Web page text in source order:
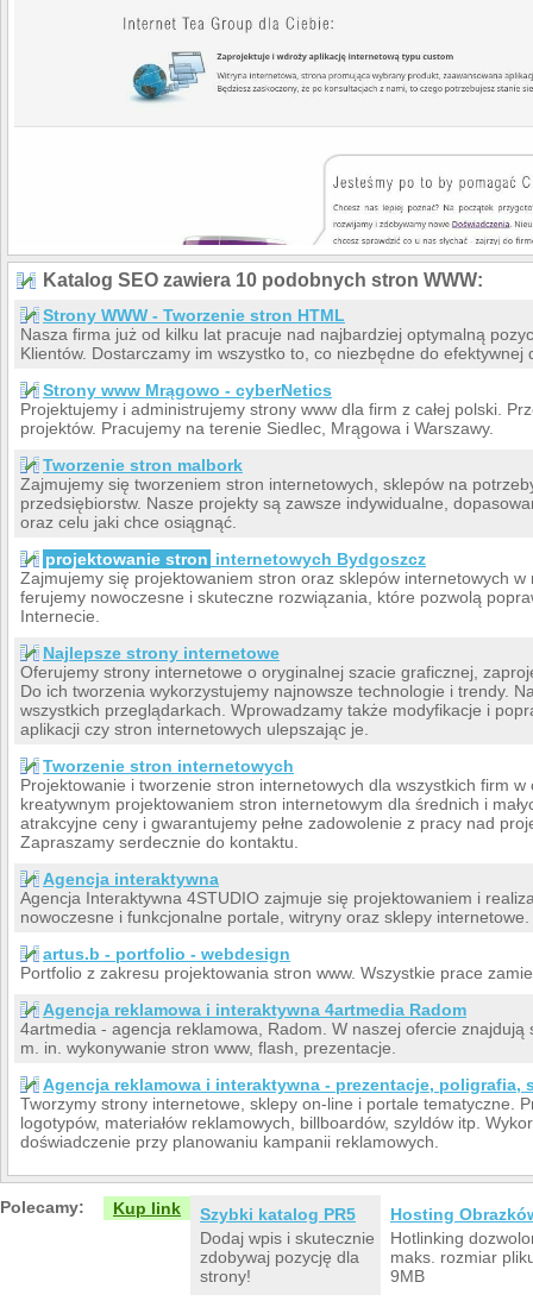
Katalog SEO zawiera 10 podobnych stron WWW:
Strony WWW - Tworzenie stron HTML
Nasza firma już od kilku lat pracuje nad najbardziej optymalną
Klientów. Dostarczamy im wszystko to, co niezbędne do efektywnej
Strony www Mrągowo - cyberNetics
Projektujemy i administrujemy strony www dla firm z całej polski.
projektów. Pracujemy na terenie Siedlec, Mrągowa i Warszawy.
Tworzenie stron malbork
Zajmujemy się tworzeniem stron internetowych, sklepów na
przedsiębiorstw. Nasze projekty są zawsze indywidualne,
oraz celu jaki chce osiągnąć.
projektowanie stron internetowych Bydgoszcz
Zajmujemy się projektowaniem stron oraz sklepów internetowych
ferujemy nowoczesne i skuteczne rozwiązania, które pozwolą
Internecie.
Najlepsze strony internetowe
Oferujemy strony internetowe o oryginalnej szacie graficznej,
Do ich tworzenia wykorzystujemy najnowsze technologie i trendy.
wszystkich przeglądarkach. Wprowadzamy także modyfikacje i
aplikacji czy stron internetowych ulepszając je.
Tworzenie stron internetowych
Projektowanie i tworzenie stron internetowych dla wszystkich firm w
kreatywnym projektowaniem stron internetowym dla średnich i
atrakcyjne ceny i gwarantujemy pełne zadowolenie z pracy nad
Zapraszamy serdecznie do kontaktu.
Agencja interaktywna
Agencja Interaktywna 4STUDIO zajmuje się projektowaniem i
nowoczesne i funkcjonalne portale, witryny oraz sklepy internetowe.
artus.b - portfolio - webdesign
Portfolio z zakresu projektowania stron www. Wszystkie prace
Agencja reklamowa i interaktywna 4artmedia Radom
4artmedia - agencja reklamowa, Radom. W naszej ofercie
m. in. wykonywanie stron www, flash, prezentacje.
Agencja reklamowa i interaktywna - prezentacje, poligrafia,
Tworzymy strony internetowe, sklepy on-line i portale tematyczne.
logotypów, materiałów reklamowych, billboardów, szyldów itp.
doświadczenie przy planowaniu kampanii reklamowych.
Polecamy: Kup link
Szybki katalog PR5
Dodaj wpis i skutecznie
zdobywaj pozycję dla
strony!
Hosting
Hotlinking
maks. rozmiar
9MB